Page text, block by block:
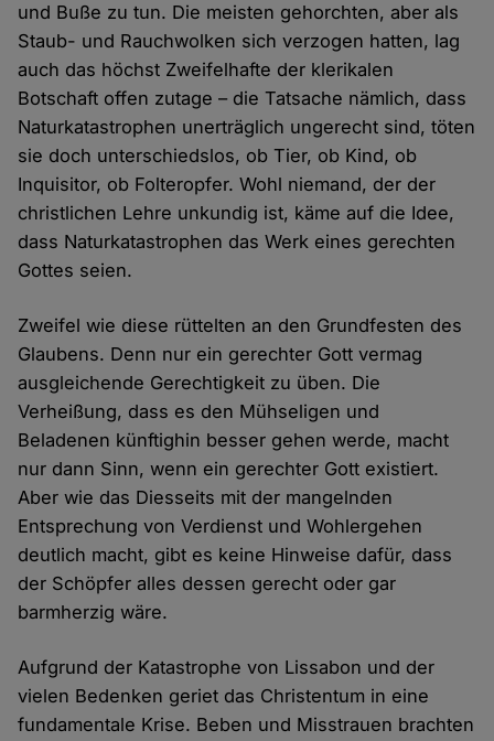
und Buße zu tun. Die meisten gehorchten, aber als
Staub- und Rauchwolken sich verzogen hatten, lag
auch das höchst Zweifelhafte der klerikalen
Botschaft offen zutage – die Tatsache nämlich, dass
Naturkatastrophen unerträglich ungerecht sind, töten
sie doch unterschiedslos, ob Tier, ob Kind, ob
Inquisitor, ob Folteropfer. Wohl niemand, der der
christlichen Lehre unkundig ist, käme auf die Idee,
dass Naturkatastrophen das Werk eines gerechten
Gottes seien.
Zweifel wie diese rüttelten an den Grundfesten des
Glaubens. Denn nur ein gerechter Gott vermag
ausgleichende Gerechtigkeit zu üben. Die
Verheißung, dass es den Mühseligen und
Beladenen künftighin besser gehen werde, macht
nur dann Sinn, wenn ein gerechter Gott existiert.
Aber wie das Diesseits mit der mangelnden
Entsprechung von Verdienst und Wohlergehen
deutlich macht, gibt es keine Hinweise dafür, dass
der Schöpfer alles dessen gerecht oder gar
barmherzig wäre.
Aufgrund der Katastrophe von Lissabon und der
vielen Bedenken geriet das Christentum in eine
fundamentale Krise. Beben und Misstrauen brachten